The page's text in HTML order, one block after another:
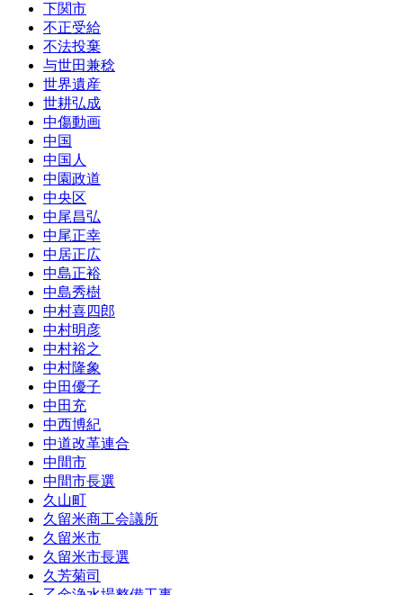
下関市
不正受給
不法投棄
与世田兼稔
世界遺産
世耕弘成
中傷動画
中国
中国人
中園政道
中央区
中尾昌弘
中尾正幸
中居正広
中島正裕
中島秀樹
中村喜四郎
中村明彦
中村裕之
中村隆象
中田優子
中田充
中西博紀
中道改革連合
中間市
中間市長選
久山町
久留米商工会議所
久留米市
久留米市長選
久芳菊司